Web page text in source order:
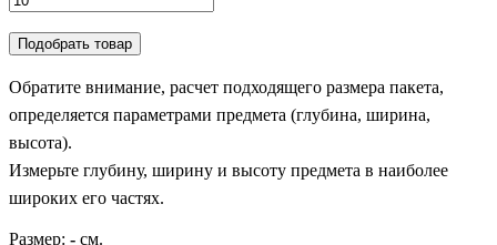
Подобрать товар
Обратите внимание, расчет подходящего размера пакета,
определяется параметрами предмета (глубина, ширина,
высота).
Измерьте глубину, ширину и высоту предмета в наиболее
широких его частях.
Размер: - см.